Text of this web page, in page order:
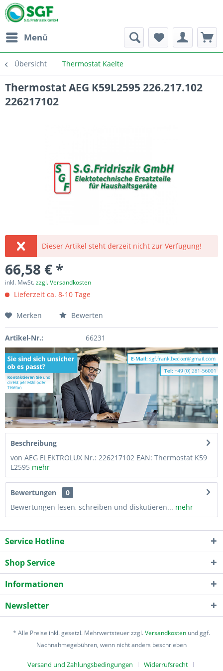
Menü
Übersicht Thermostat Kaelte
Thermostat AEG K59L2595 226.217.102
226217102
Dieser Artikel steht derzeit nicht zur Verfügung!
66,58 € *
inkl. MwSt.zzgl. Versandkosten
Lieferzeit ca. 8-10 Tage
Merken Bewerten
Artikel-Nr.: 66231
Beschreibung
von AEG ELEKTROLUX Nr.: 226217102 EAN: Thermostat K59
L2595 mehr
Bewertungen
0
Bewertungen lesen, schreiben und diskutieren... mehr
Service Hotline
Shop Service
Informationen
Newsletter
* Alle Preise inkl. gesetzl. Mehrwertsteuer zzgl.Versandkosten und ggf.
Nachnahmegebühren, wenn nicht anders beschrieben
Versand und Zahlungsbedingungen Widerrufsrecht